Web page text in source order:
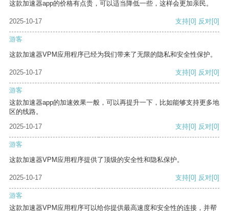
这款加速器app的价格有点贵，可以适当降低一些，这样会更加亲民。
2025-10-17 支持[0] 反对[0]
游客
这款加速器VPM应用程序已经为我们带来了无限的隐私和安全性保护。
2025-10-17 支持[0] 反对[0]
游客
这款加速器app的加速效果一般，可以再提升一下，比如能够支持更多地
区的线路。
2025-10-17
支持[0] 反对[0]
游客
这款加速器VPM应用程序提供了顶级的安全性和隐私保护。
2025-10-17 支持[0] 反对[0]
游客
这款加速器VPM应用程序可以给你提供最高速度和安全性的连接，并帮